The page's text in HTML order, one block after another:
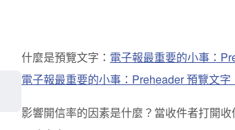
什麼是預覽文字： 電子報最重要的小事：
電子報最重要的小事：Preheader 預覽文字
影響開信率的因素是什麼？當收件者打開